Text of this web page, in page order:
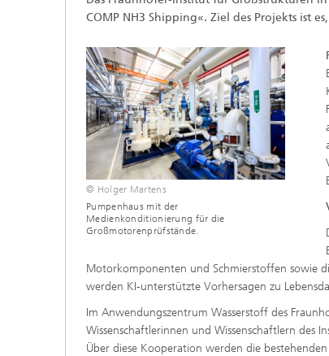
COMP NH3 Shipping«. Ziel des Projekts ist
© Holger Martens
Pumpenhaus mit der
Medienkonditionierung für die
Großmotorenprüfstände.
Motorkomponenten und Schmierstoffen sowie
werden KI-unterstützte Vorhersagen zu
Im Anwendungszentrum Wasserstoff des
Wissenschaftlerinnen und Wissenschaftlern
Über diese Kooperation werden die